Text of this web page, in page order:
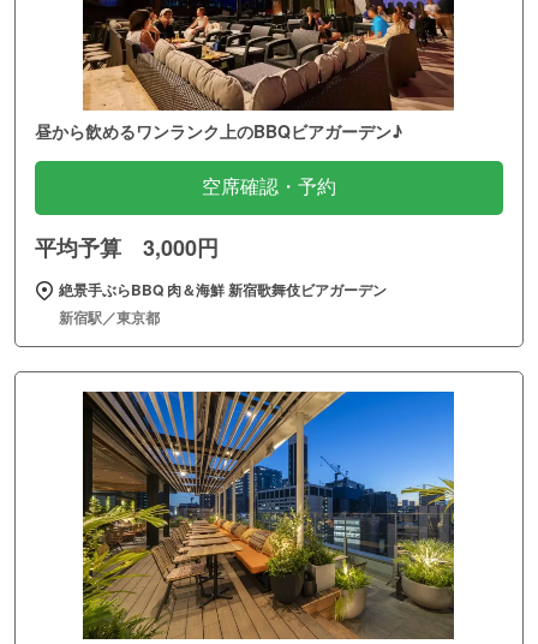
昼から飲めるワンランク上のBBQビアガーデン♪
空席確認・予約
平均予算 3,000円
絶景手ぶらBBQ 肉＆海鮮 新宿歌舞伎ビアガーデン
新宿駅／東京都